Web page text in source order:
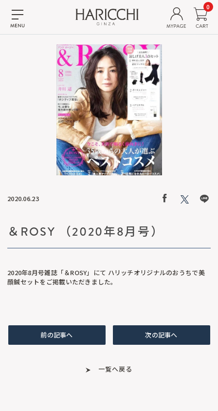
0
2020.06.23
＆ROSY （2020年8月号）
2020年8月号雑誌「＆ROSY」にて ハリッチオリジナルのおうちで美
顔鍼セットをご掲載いただきました。
前の記事へ
一覧へ戻る
次の記事へ